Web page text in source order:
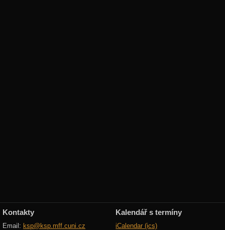
Kontakty
Email: ksp@ksp.mff.cuni.cz
Kalendář s termíny
iCalendar (ics)